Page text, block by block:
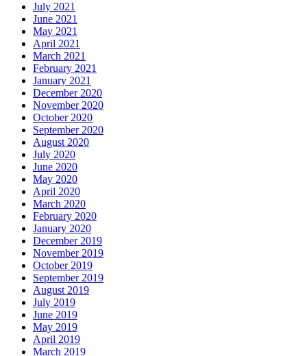
July 2021
June 2021
May 2021
April 2021
March 2021
February 2021
January 2021
December 2020
November 2020
October 2020
September 2020
August 2020
July 2020
June 2020
May 2020
April 2020
March 2020
February 2020
January 2020
December 2019
November 2019
October 2019
September 2019
August 2019
July 2019
June 2019
May 2019
April 2019
March 2019